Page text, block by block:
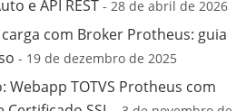
e API REST - 28 de abril de 2026
com Broker Protheus: guia
- 19 de dezembro de 2025
Webapp TOTVS Protheus com